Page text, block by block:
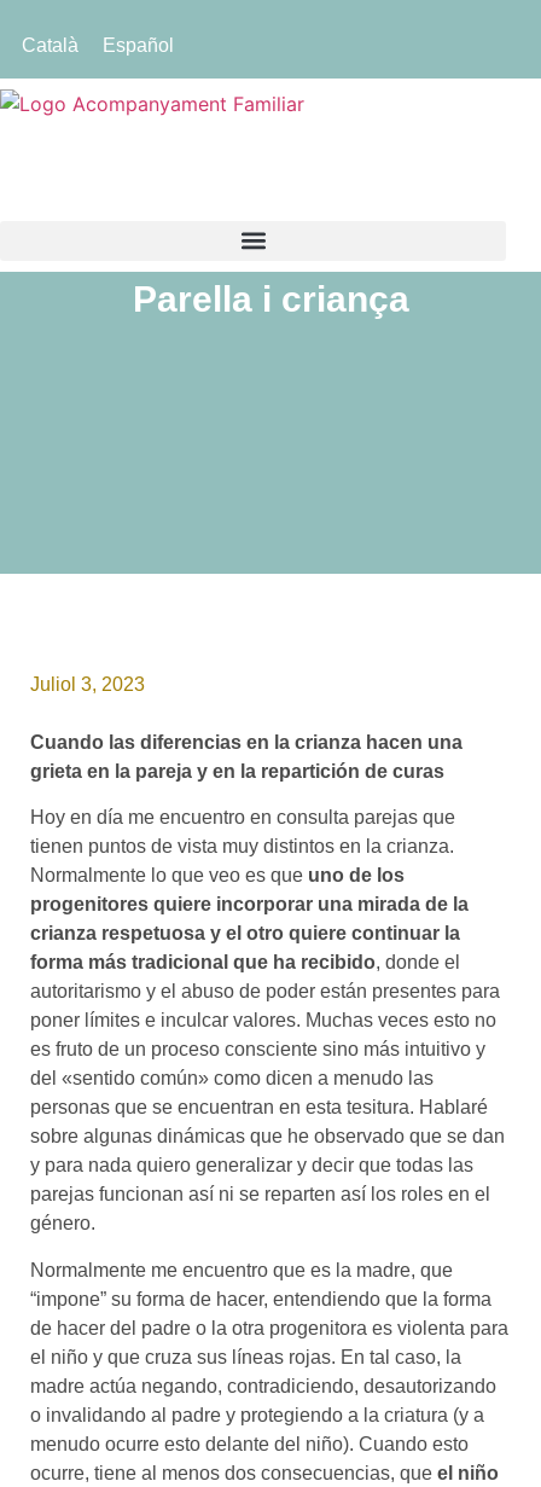
Català Español
Parella i criança
Juliol 3, 2023
Cuando las diferencias en la crianza hacen una
grieta en la pareja y en la repartición de curas
Hoy en día me encuentro en consulta parejas que
tienen puntos de vista muy distintos en la crianza.
Normalmente lo que veo es que uno de los
progenitores quiere incorporar una mirada de la
crianza respetuosa y el otro quiere continuar la
forma más tradicional que ha recibido, donde el
autoritarismo y el abuso de poder están presentes para
poner límites e inculcar valores. Muchas veces esto no
es fruto de un proceso consciente sino más intuitivo y
del «sentido común» como dicen a menudo las
personas que se encuentran en esta tesitura. Hablaré
sobre algunas dinámicas que he observado que se dan
y para nada quiero generalizar y decir que todas las
parejas funcionan así ni se reparten así los roles en el
género.
Normalmente me encuentro que es la madre, que
“impone” su forma de hacer, entendiendo que la forma
de hacer del padre o la otra progenitora es violenta para
el niño y que cruza sus líneas rojas. En tal caso, la
madre actúa negando, contradiciendo, desautorizando
o invalidando al padre y protegiendo a la criatura (y a
menudo ocurre esto delante del niño). Cuando esto
ocurre, tiene al menos dos consecuencias, que el niño